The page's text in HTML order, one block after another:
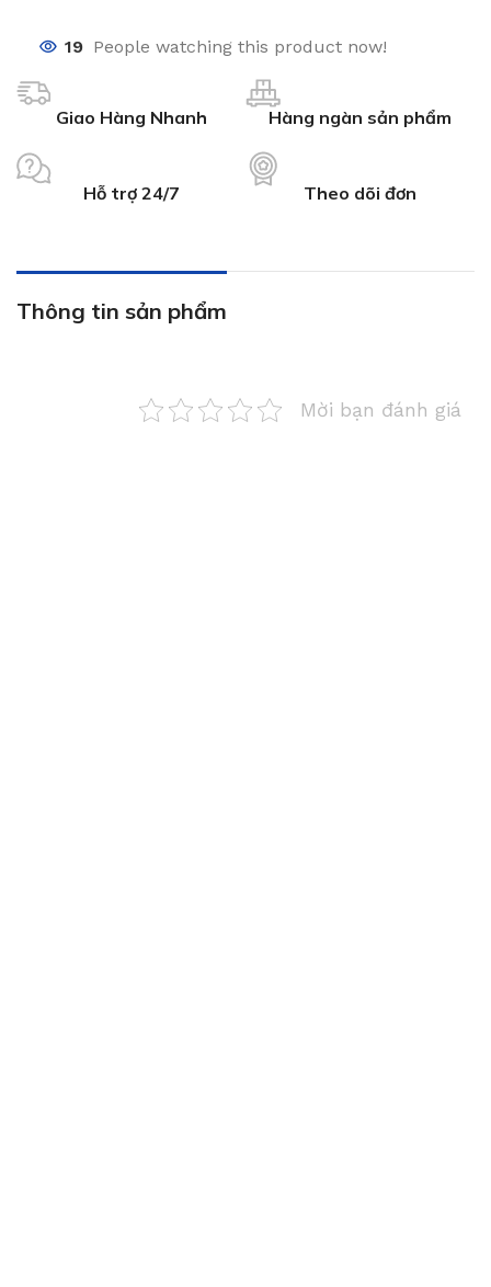
19 People watching this product now!
Giao Hàng Nhanh Hàng ngàn sản phẩm
Hỗ trợ 24/7 Theo dõi đơn
Thông tin sản phẩm
Mời bạn đánh giá